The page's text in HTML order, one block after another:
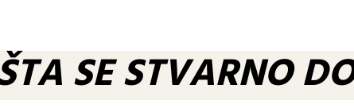
SE STVARNO